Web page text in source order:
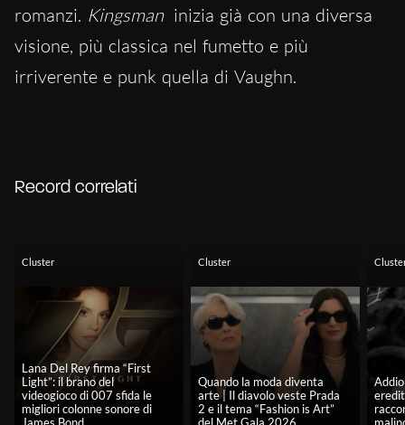
romanzi. Kingsman inizia già con una diversa
visione, più classica nel fumetto e più
irriverente e punk quella di Vaughn.
Record correlati
Cluster
Lana Del Rey firma “First
Light”: il brano del
videogioco di 007 sfida le
migliori colonne sonore di
Cluster
Quando la moda diventa
arte | Il diavolo veste Prada
2 e il tema “Fashion is Art”